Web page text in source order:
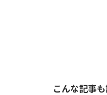
こんな記事